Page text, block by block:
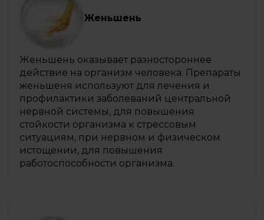
Женьшень
Женьшень оказывает разностороннее
действие на организм человека. Препараты
женьшеня используют для лечения и
профилактики заболеваний центральной
нервной системы, для повышения
стойкости организма к стрессовым
ситуациям, при нервном и физическом
истощении, для повышения
работоспособности организма.